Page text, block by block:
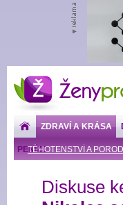
ZDRAVÍ A KRÁSA
TĚHOTENSTVÍ A POROD
PENÍZE
Diskuse